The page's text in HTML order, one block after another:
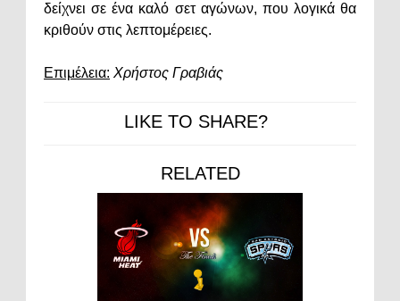
δείχνει σε ένα καλό σετ αγώνων, που λογικά θα
κριθούν στις λεπτομέρειες.
Επιμέλεια: Χρήστος Γραβιάς
LIKE TO SHARE?
RELATED